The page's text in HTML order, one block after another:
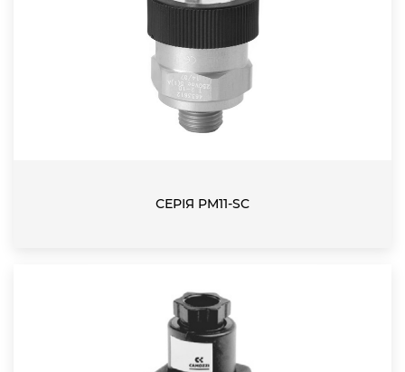
СЕРІЯ PM11-SC